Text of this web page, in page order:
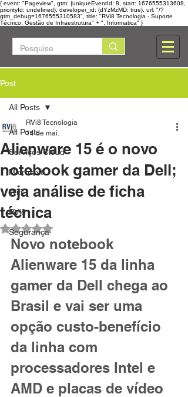
{ event: "Pageview", gtm: {uniqueEventId: 8, start: 1676555313608,
priorityId: undefined}, developer_id: {dYzMzMD: true}, url: "/?
gtm_debug=1676555310583", title: "RVi8 Tecnologia - Suporte
Técnico, Gestão de Infraestrutura" + ", Informatica" }
Post
All Posts
Serviços Cloud
Microsoft
Wifi
RVi8
Segurança
All Posts
Alienware 15 é o novo
notebook gamer da Dell;
veja análise de ficha
técnica
RVi8 Tecnologia
14 de mai.
Avaliado com NaN de 5 estrelas.
Novo notebook
Alienware 15 da linha
gamer da Dell chega ao
Brasil e vai ser uma
opção custo-benefício
da linha com
processadores Intel e
AMD e placas de vídeo